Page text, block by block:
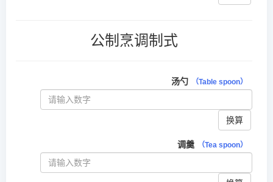
公制烹调制式
汤勺 （Table spoon）
换算
调羹 （Tea spoon）